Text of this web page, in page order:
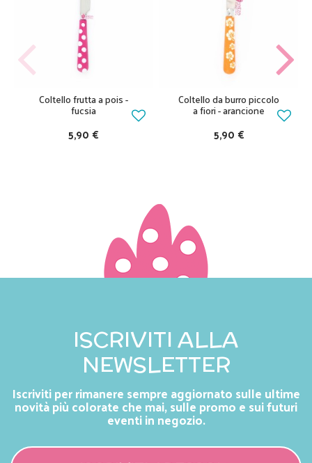
Coltello frutta a pois -
fucsia
5,90 €
Coltello da burro piccolo
a fiori - arancione
5,90 €
ISCRIVITI ALLA
NEWSLETTER
Iscriviti per rimanere sempre aggiornato sulle ultime
novità più colorate che mai, sulle promo e sui futuri
eventi in negozio.